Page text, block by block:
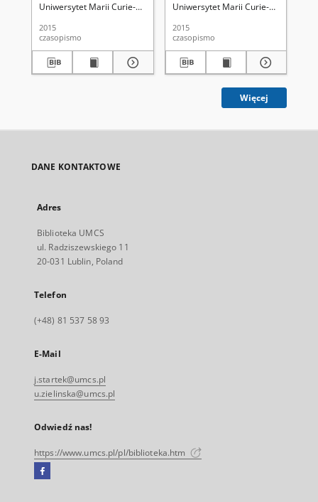
Uniwersytet Marii Curie-Skłodowskiej (Lublin)
2015
czasopismo
Uniwersytet Marii Curie-
2015
czasopismo
Więcej
DANE KONTAKTOWE
Adres
Biblioteka UMCS
ul. Radziszewskiego 11
20-031 Lublin, Poland
Telefon
(+48) 81 537 58 93
E-Mail
j.startek@umcs.pl
u.zielinska@umcs.pl
Odwiedź nas!
https://www.umcs.pl/pl/biblioteka.htm
Facebook